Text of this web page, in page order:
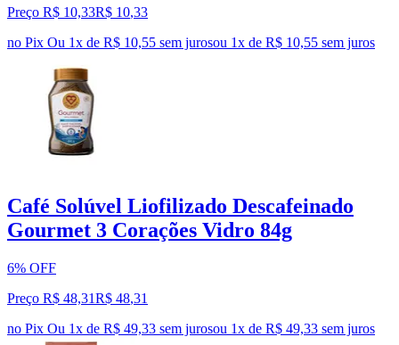
Preço R$ 10,33R$ 10,33
no Pix Ou 1x de R$ 10,55 sem jurosou 1x de R$ 10,55 sem juros
Café Solúvel Liofilizado Descafeinado
Gourmet 3 Corações Vidro 84g
6% OFF
Preço R$ 48,31R$ 48,31
no Pix Ou 1x de R$ 49,33 sem jurosou 1x de R$ 49,33 sem juros